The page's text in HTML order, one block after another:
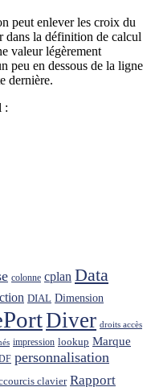
peut enlever les croix du
dans la définition de calcul
valeur légèrement
peu en dessous de la ligne
dernière.
:
colonne cplan Data
DIAL Dimension
Diver droits accès
impression lookup Marque
personnalisation
clavier Rapport